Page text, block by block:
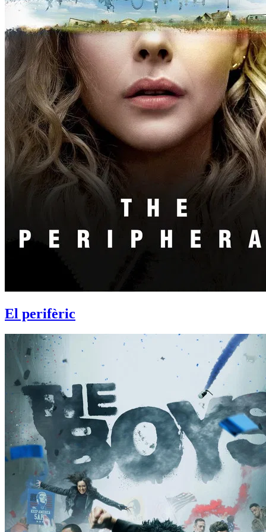
El perifèric